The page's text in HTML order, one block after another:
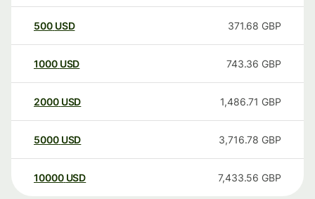
500 USD 371.68 GBP
1000 USD 743.36 GBP
2000 USD 1,486.71 GBP
5000 USD 3,716.78 GBP
10000 USD 7,433.56 GBP